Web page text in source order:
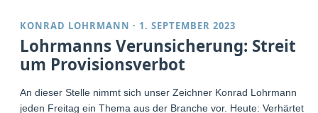
KONRAD LOHRMANN · 1. SEPTEMBER 2023
Lohrmanns Verunsicherung: Streit
um Provisionsverbot
An dieser Stelle nimmt sich unser Zeichner Konrad Lohrmann
jeden Freitag ein Thema aus der Branche vor. Heute: Verhärtete